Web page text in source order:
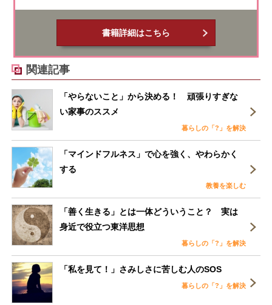
書籍詳細はこちら
関連記事
「やらないこと」から決める！ 頑張りすぎな
い家事のススメ
暮らしの「?」を解決
「マインドフルネス」で心を強く、やわらかく
する
教養を楽しむ
「善く生きる」とは一体どういうこと？ 実は
身近で役立つ東洋思想
暮らしの「?」を解決
「私を見て！」さみしさに苦しむ人のSOS
暮らしの「?」を解決